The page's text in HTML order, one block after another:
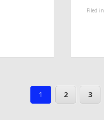
Filed in
1 2 3